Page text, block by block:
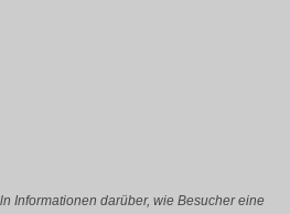
Informationen darüber, wie Besucher eine